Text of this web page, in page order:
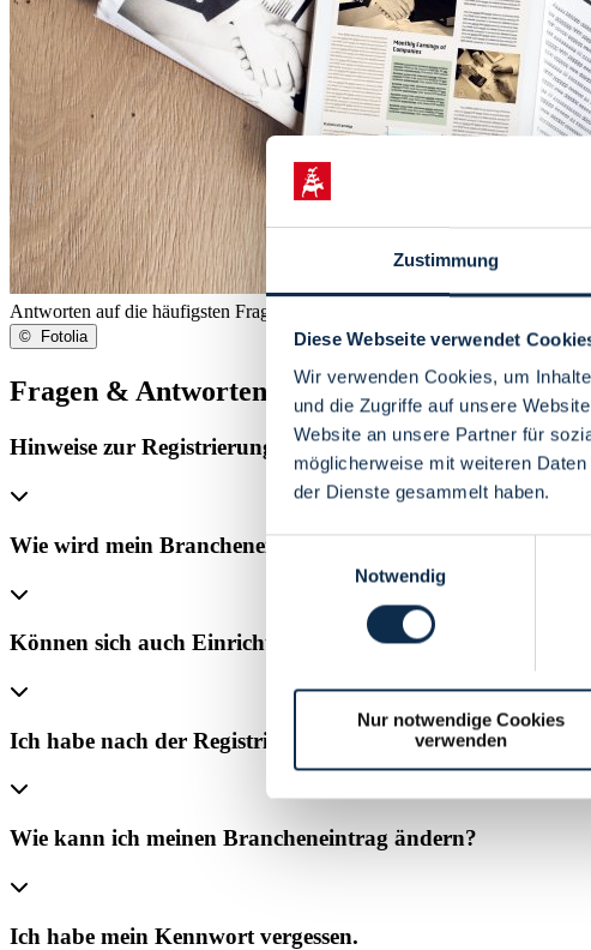
Zustimmung
Diese Webseite verwendet
Wir verwenden Cookies, um
und die Zugriffe auf unsere
Website an unsere Partner für
möglicherweise mit weiteren
der Dienste gesammelt haben.
Einwilligungsauswahl
Notwendig
Nur notwendige Cookies
verwenden
Antworten auf die häufigsten Fragen zu unseren Brancheneinträgen auf
© Fotolia
Fragen & Antworten
Hinweise zur Registrierung
Wie wird mein Brancheneintrag gefunden?
Können sich auch Einrichtungen aus dem Umland
Ich habe nach der Registrierung keine Bestätigungsmail
Wie kann ich meinen Brancheneintrag ändern?
Ich habe mein Kennwort vergessen.